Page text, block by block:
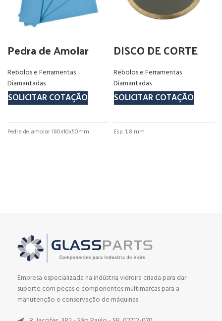
Pedra de Amolar
Rebolos e Ferramentas
Diamantadas
SOLICITAR COTAÇÃO
Pedra de amolar 180x10x50mm
DISCO DE CORTE
Rebolos e Ferramentas
Diamantadas
SOLICITAR COTAÇÃO
Esp. 1,8 mm
Empresa especializada na indústria vidreira criada para dar
suporte com peças e componentes multimarcas para a
manutenção e conservação de máquinas.